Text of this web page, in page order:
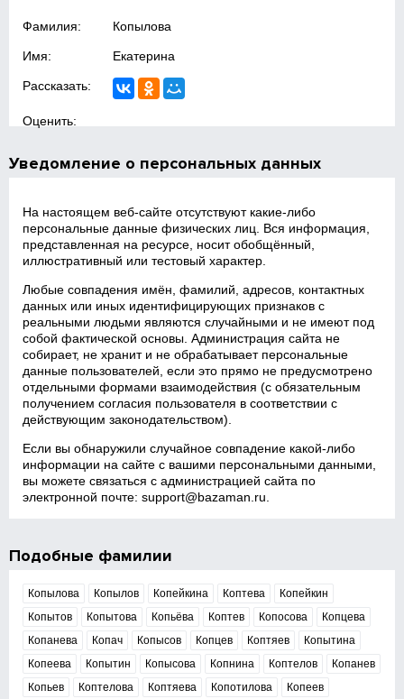
Фамилия: Копылова
Имя: Екатерина
Рассказать:
Оценить:
Уведомление о персональных данных
На настоящем веб‑сайте отсутствуют какие‑либо
персональные данные физических лиц. Вся информация,
представленная на ресурсе, носит обобщённый,
иллюстративный или тестовый характер.
Любые совпадения имён, фамилий, адресов, контактных
данных или иных идентифицирующих признаков с
реальными людьми являются случайными и не имеют под
собой фактической основы. Администрация сайта не
собирает, не хранит и не обрабатывает персональные
данные пользователей, если это прямо не предусмотрено
отдельными формами взаимодействия (с обязательным
получением согласия пользователя в соответствии с
действующим законодательством).
Если вы обнаружили случайное совпадение какой‑либо
информации на сайте с вашими персональными данными,
вы можете связаться с администрацией сайта по
электронной почте:support@bazaman.ru
Подобные фамилии
Копылова Копылов Копейкина Коптева
Копейкин
Копытов
Копытова Копьёва Коптев Копосова
Копцева
Копанева
Копач Копысов Копцев Коптяев
Копытина
Копеева
Копытин Копысова Копнина Коптелов
Копанев
Копьев
Коптелова Коптяева Копотилова Копеев